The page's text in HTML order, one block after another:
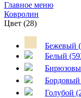
Главное меню
Ковролин
Цвет (28)
Бежевый
Белый
Бордовый
Голубой